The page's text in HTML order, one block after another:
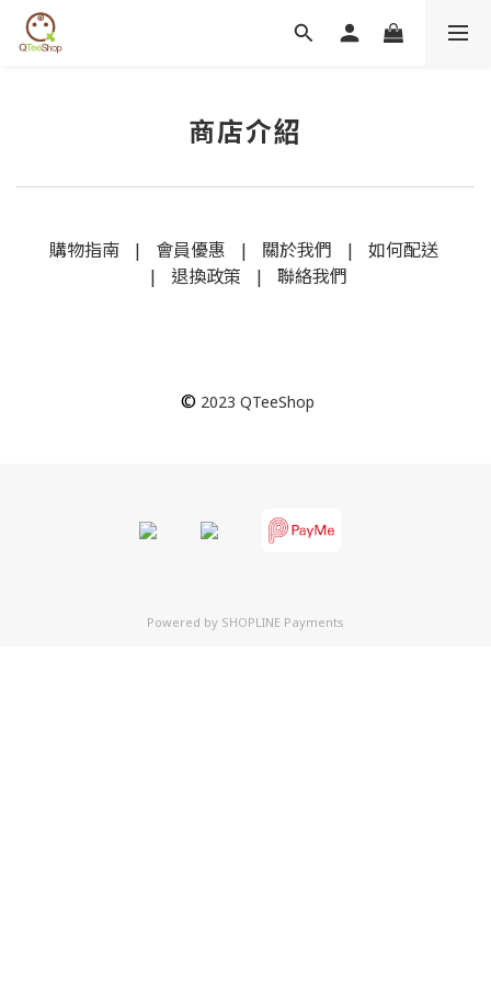
商店介紹
購物指南| 會員優惠 | 關於我們 | 如何配送
| 退換政策 | 聯絡我們
© 2023 QTeeShop
Powered by SHOPLINE Payments